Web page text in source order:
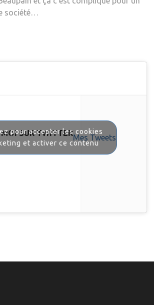
société…
SUR TWITTERMes Tweets
pour accepter les cookies
et activer ce contenu